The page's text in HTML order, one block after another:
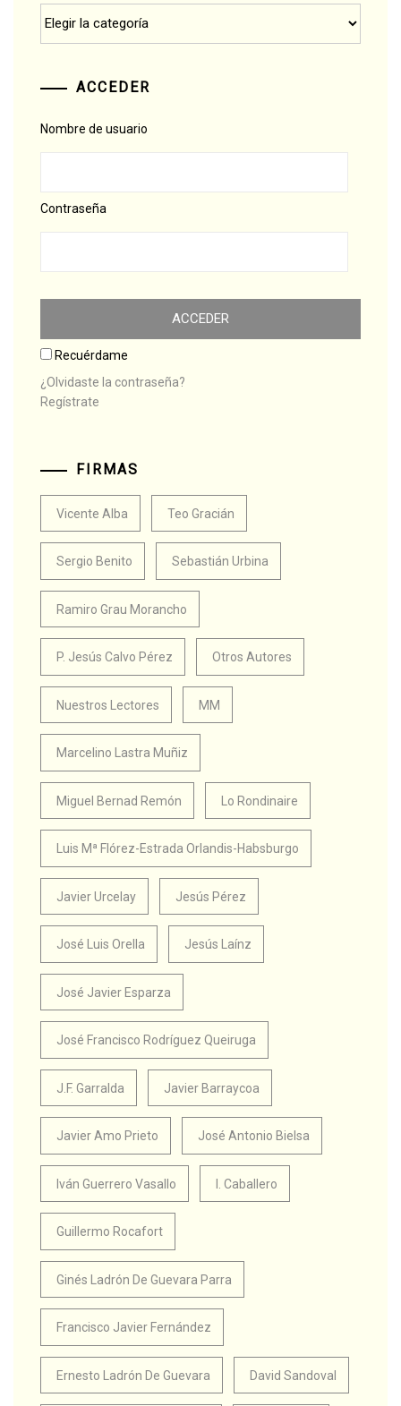
ACCEDER
Nombre de usuario
Contraseña
Recuérdame
¿Olvidaste la contraseña?
Regístrate
FIRMAS
Vicente Alba Teo Gracián
Sergio Benito Sebastián Urbina
Ramiro Grau Morancho
P. Jesús Calvo Pérez Otros Autores
Nuestros Lectores MM
Marcelino Lastra Muñiz
Miguel Bernad Remón Lo Rondinaire
Luis Mª Flórez-Estrada Orlandis-Habsburgo
Javier Urcelay Jesús Pérez
José Luis Orella Jesús Laínz
José Javier Esparza
José Francisco Rodríguez Queiruga
J.F. Garralda Javier Barraycoa
Javier Amo Prieto José Antonio Bielsa
Iván Guerrero Vasallo I. Caballero
Guillermo Rocafort
Ginés Ladrón De Guevara Parra
Francisco Javier Fernández
Ernesto Ladrón De Guevara David Sandoval